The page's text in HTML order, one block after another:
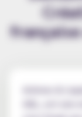
Arômes &
A&L, est une